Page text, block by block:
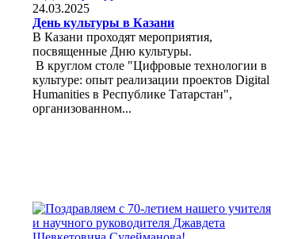
24.03.2025
День культуры в Казани
В Казани проходят мероприятия,
посвященные Дню культуры.
В круглом столе "Цифровые технологии в
культуре: опыт реализации проектов Digital
Humanities в Республике Татарстан",
организованном...